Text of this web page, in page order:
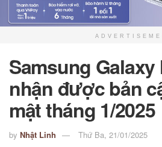
Samsung Galaxy
nhận được bản
mật tháng 1/2025
by Nhật Linh Thứ Ba, 21/01/2025